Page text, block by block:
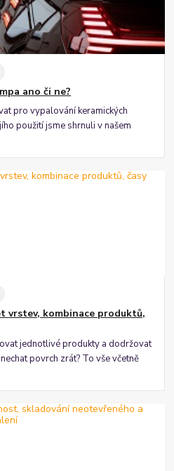
ano či ne?
pro vypalování keramických
použití jsme shrnuli v našem
vrstev, kombinace produktů,
jednotlivé produkty a dodržovat
povrch zrát? To vše včetně